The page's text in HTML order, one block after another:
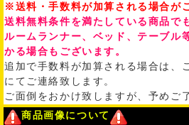
※送料・手数料が加算される場合が
送料無料条件を満たしている商品で
ルームランナー、ベッド、テーブル
かる場合もございます。
追加で手数料が加算される場合は、
にてご連絡致します。
ご面倒をおかけ致しますが、予めご
商品画像について